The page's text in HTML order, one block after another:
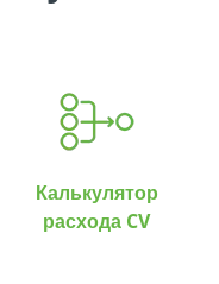
Калькулятор
расхода CV